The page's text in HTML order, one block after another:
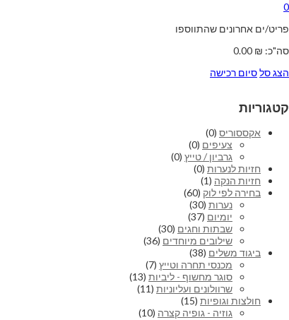
0
פריט/ים אחרונים שהתווספו
סה"כ:
0.00 ₪
הצג סלסיום רכישה
קטגוריות
אקססוריס (0)
צעיפים (0)
גרביון / טייץ (0)
חזיות לנערות (0)
חזיות הנקה (1)
בחירה לפי לוק (60)
נערות (30)
יומיום (37)
שבתות וחגים (30)
שילובים מיוחדים (36)
ביגוד משלים (38)
מכנסי תחרה וטייץ (7)
סוגר מחשוף - ליביות (13)
שרוולונים ועליוניות (11)
חולצות וגופיות (15)
גוזיה - גופיה קצרה (10)